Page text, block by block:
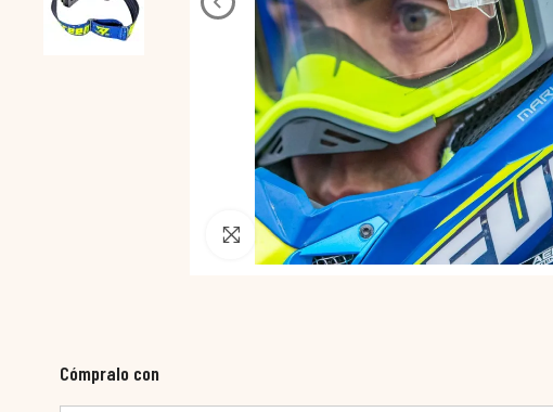
Pincha para agrandar
Cómpralo con